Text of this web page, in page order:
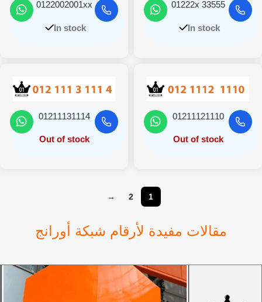
01222x 33555
In stock
0122002001xx
In stock
01211121110
Out of stock
01211131114
Out of stock
1
2
→
مقالات مفيدة لأرقام شبكة أورانج